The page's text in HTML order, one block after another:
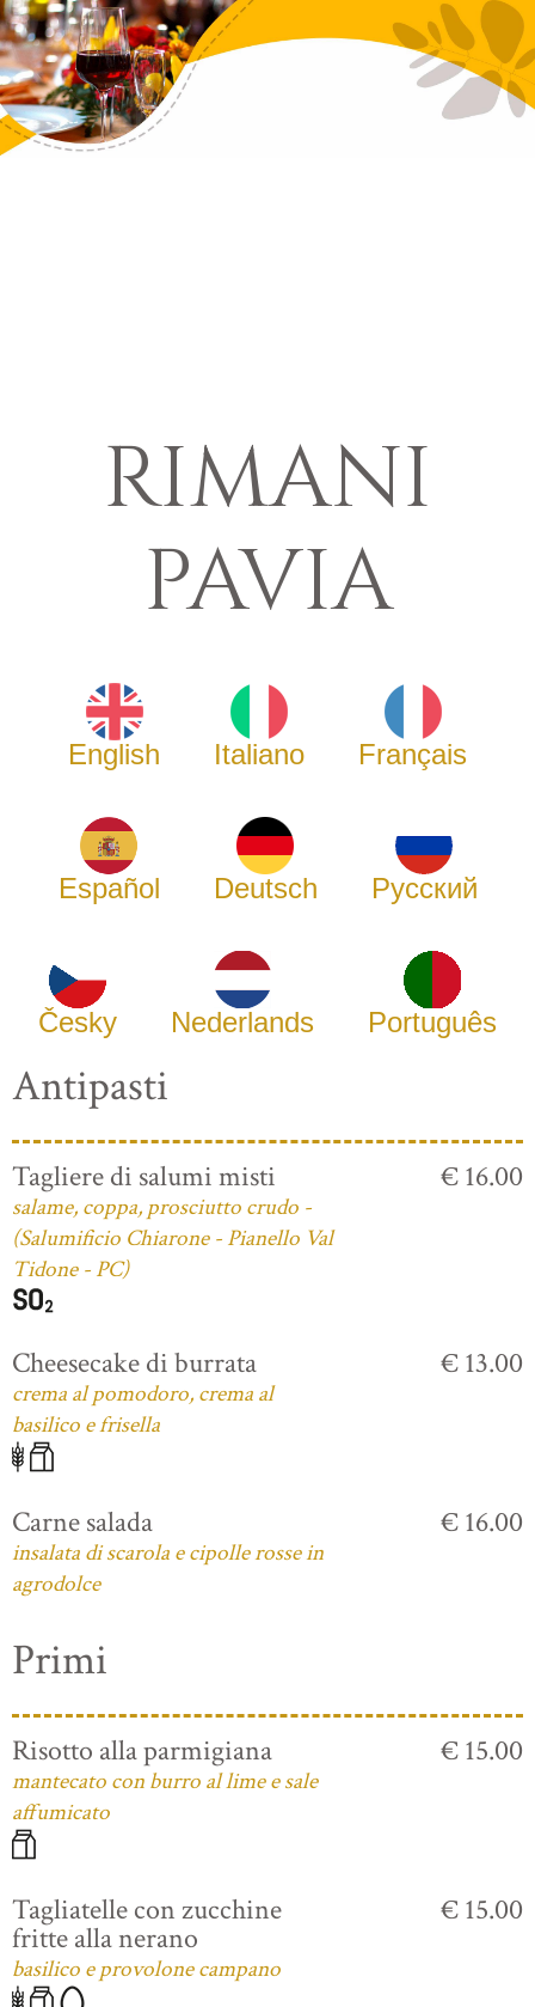
RIMANI
PAVIA
English Italiano Français
Español Deutsch Русский
Česky Nederlands Português
Antipasti
Tagliere di salumi misti
salame, coppa, prosciutto crudo -
(Salumificio Chiarone - Pianello Val
Tidone - PC)
€ 16.00
Cheesecake di burrata
crema al pomodoro, crema al
basilico e frisella
€ 13.00
Carne salada
insalata di scarola e cipolle rosse in
agrodolce
€ 16.00
Primi
Risotto alla parmigiana
mantecato con burro al lime e sale
affumicato
€ 15.00
Tagliatelle con zucchine
fritte alla nerano
basilico e provolone campano
€ 15.00